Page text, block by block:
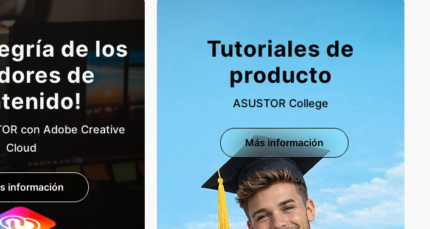
de los
de
con Adobe Creative
Cloud
información
Tutoriales de
producto
ASUSTOR College
Más información